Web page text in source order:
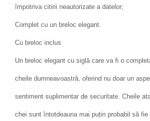
împotriva citirii neautorizate a datelor;
Complet cu un breloc elegant.
Cu breloc inclus
Un breloc elegant cu siglă care va fi o
cheile dumneavoastră, oferind nu doar un
sentiment suplimentar de securitate. Cheile
chei sunt întotdeauna mai puțin probabil să fie